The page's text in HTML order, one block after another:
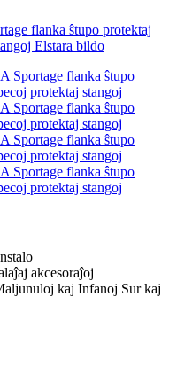
akcesoraĵoj
kaj Infanoj Sur kaj